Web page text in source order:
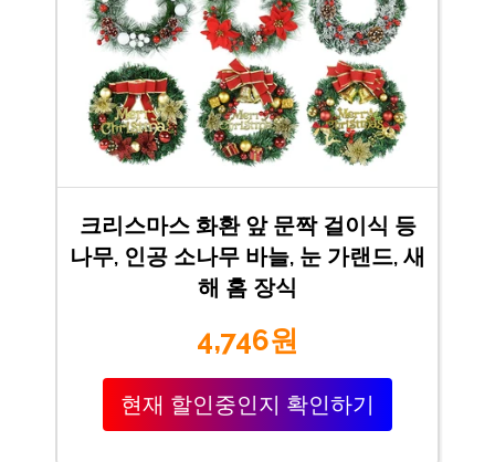
크리스마스 화환 앞 문짝 걸이식 등
나무, 인공 소나무 바늘, 눈 가랜드, 새
해 홈 장식
4,746원
현재 할인중인지 확인하기